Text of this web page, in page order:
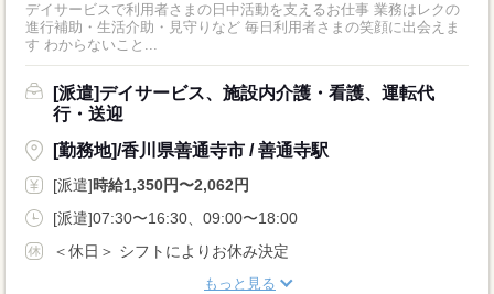
デイサービスで利用者さまの日中活動を支えるお仕事 業務はレクの
進行補助・生活介助・見守りなど 毎日利用者さまの笑顔に出会えま
す わからないこと...
[派遣]デイサービス、施設内介護・看護、運転代
行・送迎
[勤務地]/香川県善通寺市 / 善通寺駅
[派遣]時給1,350円〜2,062円
[派遣]07:30〜16:30、09:00〜18:00
＜休日＞ シフトによりお休み決定
もっと見る